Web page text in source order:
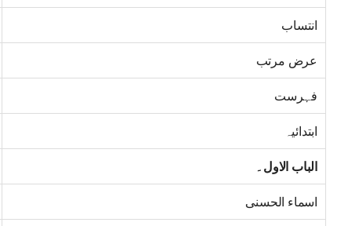
انتساب
عرض مرتب
فہرست
ابتدائیہ
الباب الاول۔
اسماء الحسنی